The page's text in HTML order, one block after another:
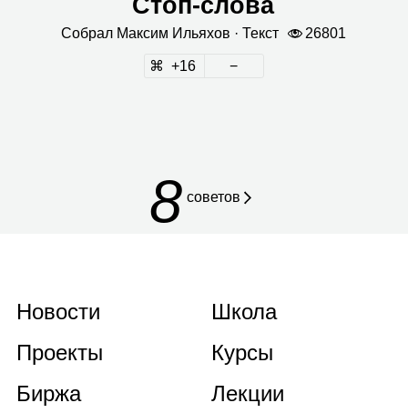
Собрал Мак­сим Илья­хов · Текст 26801
16
8 советов
Новости
Проекты
Биржа
Школа
Курсы
Лекции